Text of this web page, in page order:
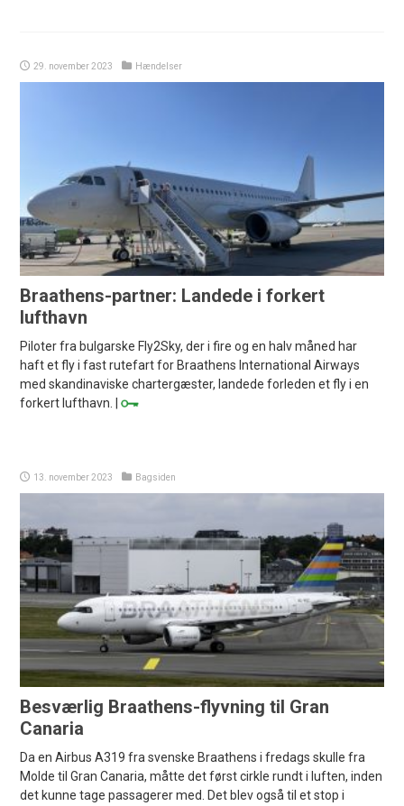
29. november 2023 Hændelser
Braathens-partner: Landede i forkert
lufthavn
Piloter fra bulgarske Fly2Sky, der i fire og en halv måned har
haft et fly i fast rutefart for Braathens International Airways
med skandinaviske chartergæster, landede forleden et fly i en
forkert lufthavn. |
13. november 2023 Bagsiden
Besværlig Braathens-flyvning til Gran
Canaria
Da en Airbus A319 fra svenske Braathens i fredags skulle fra
Molde til Gran Canaria, måtte det først cirkle rundt i luften, inden
det kunne tage passagerer med. Det blev også til et stop i